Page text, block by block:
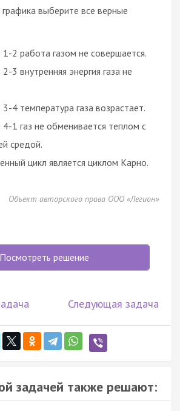
выберите все верные
1-2 работа газом не совершается.
3 внутренняя энергия газа не
4 температура газа возрастает.
4-1 газ не обменивается теплом с
средой.
цикл является циклом Карно.
Объект авторского права ООО «Легион»
Посмотреть решение
Следующая задача
задачей также решают: